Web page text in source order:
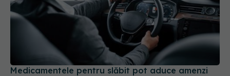
Medicamentele pentru slăbit pot aduce amenzi
usturătoare. Ce riscuri au Ozempic și Mounjaro
pentru șoferi
22 mai 2026, 14:15